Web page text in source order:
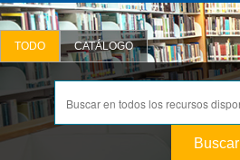
TODO CATÁLOGO
Buscar